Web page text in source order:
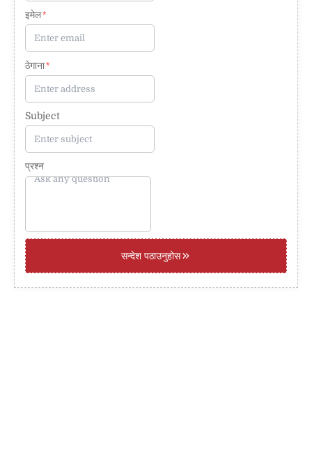
इमेल
ठेगाना
Subject
प्रश्न
सन्देश पठाउनुहोस